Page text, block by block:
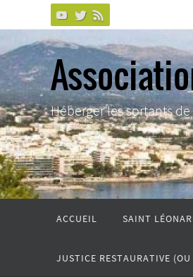
vers
le
contenu
Héberger les sortants
ACCUEIL SAINT
JUSTICE RESTAURATIVE (OU